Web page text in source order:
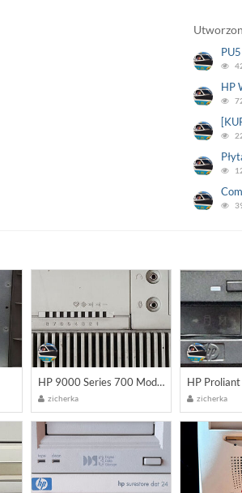
HP
HP 9000 Series 700 Model 715 Workstations
zicherka
HP
zicherka